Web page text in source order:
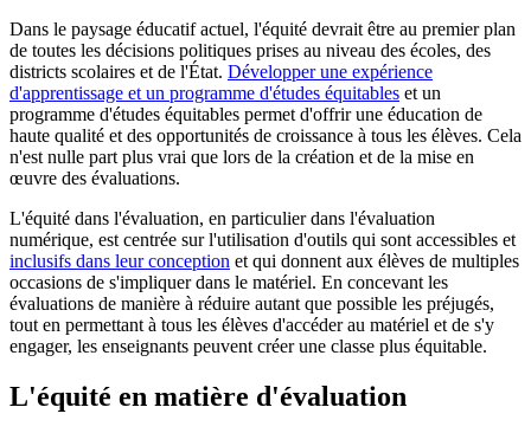
Dans le paysage éducatif actuel, l'équité devrait être au premier plan
de toutes les décisions politiques prises au niveau des écoles, des
districts scolaires et de l'État. Développer une expérience
d'apprentissage et un programme d'études équitables et un
programme d'études équitables permet d'offrir une éducation de
haute qualité et des opportunités de croissance à tous les élèves. Cela
n'est nulle part plus vrai que lors de la création et de la mise en
œuvre des évaluations.
L'équité dans l'évaluation, en particulier dans l'évaluation
numérique, est centrée sur l'utilisation d'outils qui sont accessibles et
inclusifs dans leur conception et qui donnent aux élèves de multiples
occasions de s'impliquer dans le matériel. En concevant les
évaluations de manière à réduire autant que possible les préjugés,
tout en permettant à tous les élèves d'accéder au matériel et de s'y
engager, les enseignants peuvent créer une classe plus équitable.
L'équité en matière d'évaluation